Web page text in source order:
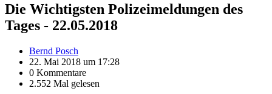
Die Wichtigsten Polizeimeldungen des
Tages - 22.05.2018
Bernd Posch
22. Mai 2018 um 17:28
0 Kommentare
2.552 Mal gelesen